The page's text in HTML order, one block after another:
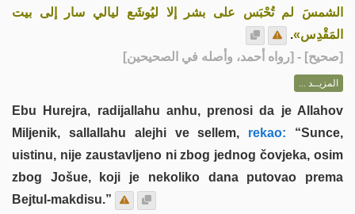
الشمسَ لم تُحْبَس على بشر إلا ليُوشَع ليالي سار إلى بيت
المَقْدِس».
[صحيح] - [رواه أحمد، وأصله في الصحيحين]
المزيــد ...
Ebu Hurejra, radijallahu anhu, prenosi da je Allahov
Miljenik, sallallahu alejhi ve sellem, rekao: “Sunce,
uistinu, nije zaustavljeno ni zbog jednog čovjeka, osim
zbog Jošue, koji je nekoliko dana putovao prema
Bejtul-makdisu.”